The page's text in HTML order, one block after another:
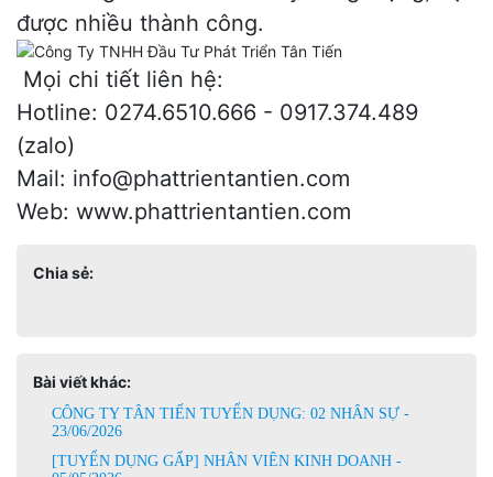
được nhiều thành công.
Mọi chi tiết liên hệ:
Hotline: 0274.6510.666 - 0917.374.489
(zalo)
Mail: info@phattrientantien.com
Web: www.phattrientantien.com
Chia sẻ:
Bài viết khác:
CÔNG TY TÂN TIẾN TUYỂN DỤNG: 02 NHÂN SỰ -
23/06/2026
[TUYỂN DỤNG GẤP] NHÂN VIÊN KINH DOANH -